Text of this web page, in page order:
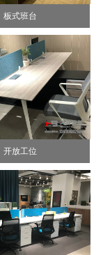
板式班台
开放工位